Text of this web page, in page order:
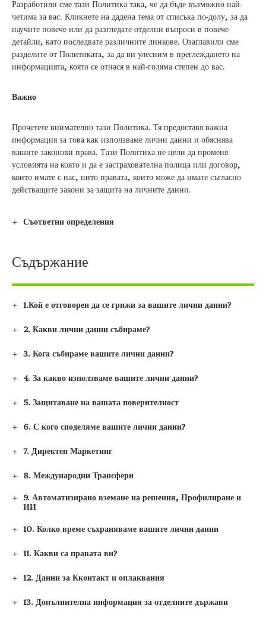
Разработили сме тази Политика така, че да бъде възможно най-
четима за вас. Кликнете на дадена тема от списъка по-долу, за да
научите повече или да разгледате отделни въпроси в повече
детайли, като последвате различните линкове. Озаглавили сме
разделите от Политиката, за да ви улесним в преглеждането на
информацията, която се отнася в най-голяма степен до вас.
Важно
Прочетете внимателно тази Политика. Тя предоставя важна
информация за това как използваме лични данни и обяснява
вашите законови права. Тази Политика не цели да променя
условията на която и да е застрахователна полица или договор,
които имате с нас, нито правата, които може да имате съгласно
действащите закони за защита на личните данни.
Съответни определения
Съдържание
1.Кой е отговорен да се грижи за вашите лични данни?
2. Какви лични данни събираме?
3. Кога събираме вашите лични данни?
4. За какво използваме вашите лични данни?
5. Защитаване на вашата поверителност
6. С кого споделяме вашите лични данни?
7. Директен Маркетинг
8. Международни Трансфери
9. Автоматизирано вземане на решения, Профилиране и
ИИ
10. Колко време съхраняваме вашите лични данни
11. Какви са правата ви?
12. Данни за Кконтакт и оплаквания
13. Допълнителна информация за отделните държави